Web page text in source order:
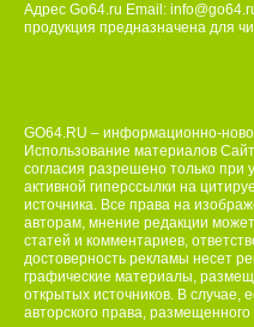
Адрес Go64.ru Email:
продукция предназначена для
GO64.RU – информационно-
Использование материалов
согласия разрешено только при
активной гиперссылки на
источника. Все права на
авторам, мнение редакции
статей и комментариев,
достоверность рекламы несет
графические материалы,
открытых источников. В случае,
авторского права,